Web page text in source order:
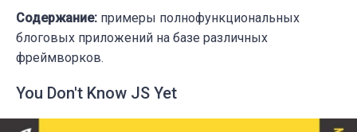
Содержание: примеры полнофункциональных
блоговых приложений на базе различных
фреймворков.
You Don't Know JS Yet